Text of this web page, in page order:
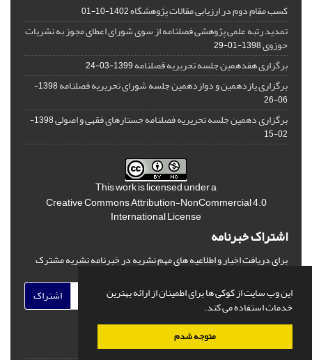
این وب سایت از کوکی ها برای اطمینان از ارائه بهترین
خدمات استفاده می کند.
متوجه شدم
کسب مقام دوم در ارزیابی مقالات پژوهشگاه1402-10-01
تمدید رتبه علمی پژوهشی فصلنامه از سوی شورای اعطای مجوز به نشریات
حوزوی1398-01-29
برگزاری هفدهمین جلسه تحریریه فصلنامه1399-03-24
برگزاری یازدهمین و دوازدهمین جلسه شورای تحریریه فصلنامه
1398-
06-26
برگزاری دهمین جلسه تحریریه فصلنامه جستارهای فقهی و اصولی
1398-
02-15
This work is licensed under a
Creative Commons Attribution-NonCommercial 4.0
International License
اشتراک خبرنامه
برای دریافت اخبار و اطلاعیه های مهم نشریه در خبرنامه نشریه مشترک
اشتراک